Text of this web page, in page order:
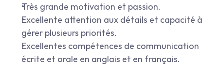
Très grande motivation et passion.
Excellente attention aux détails et capacité à
gérer plusieurs priorités.
Excellentes compétences de communication
écrite et orale en anglais et en français.